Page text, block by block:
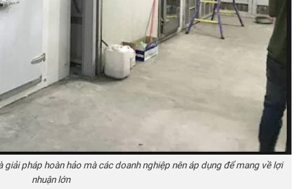
pháp hoàn hảo mà các doanh nghiệp nên áp dụng để mang về lợi
nhuận lớn